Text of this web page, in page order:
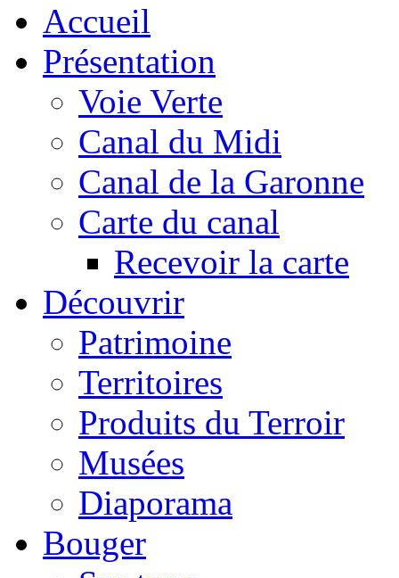
Accueil
Présentation
Voie Verte
Canal du Midi
Canal de la Garonne
Carte du canal
Recevoir la carte
Découvrir
Patrimoine
Territoires
Produits du Terroir
Musées
Diaporama
Bouger